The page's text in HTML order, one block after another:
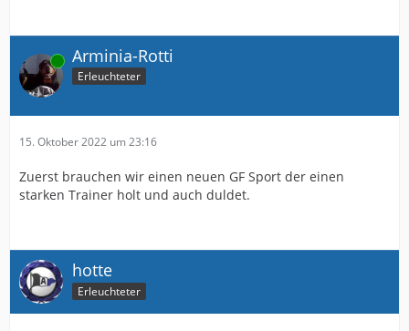
Online Arminia-Rotti
Erleuchteter
15. Oktober 2022 um 23:16
Zuerst brauchen wir einen neuen GF Sport der einen
starken Trainer holt und auch duldet.
hotte
Erleuchteter